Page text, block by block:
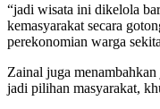
“jadi wisata ini dikelola
kemasyarakat secara
perekonomian warga
Zainal juga
jadi pilihan masyarakat,